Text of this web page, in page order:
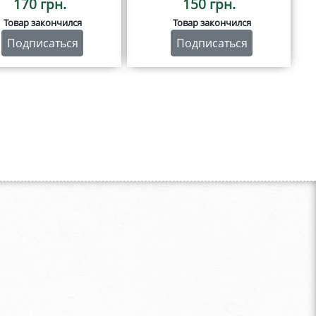
Товар закончился
Подписаться
Товар закончился
Подписаться